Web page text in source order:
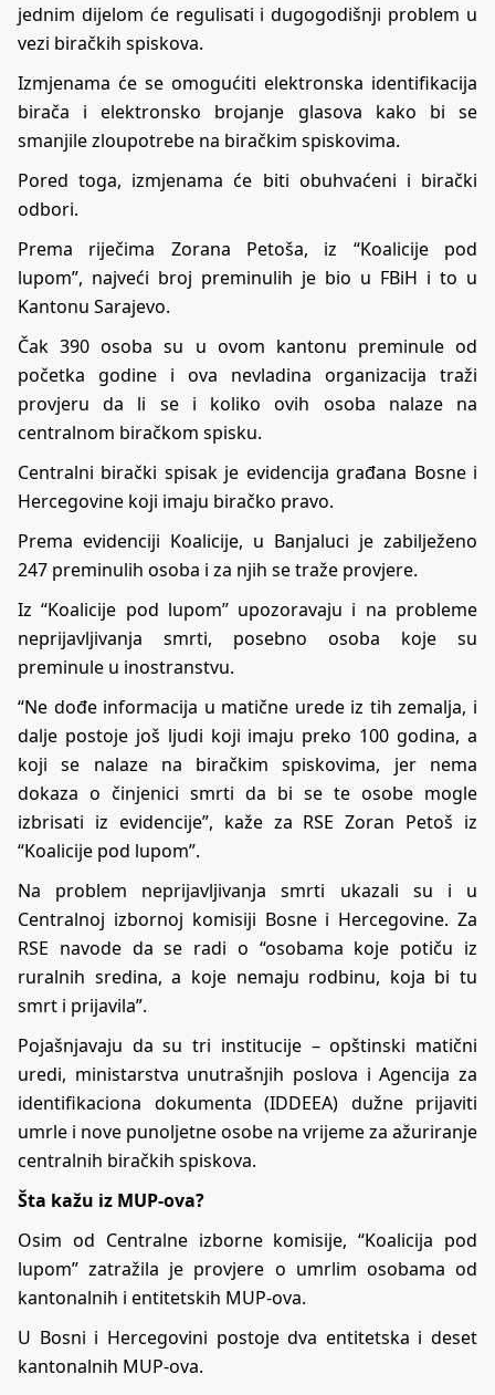
jednim dijelom će regulisati i dugogodišnji problem u
vezi biračkih spiskova.
Izmjenama će se omogućiti elektronska identifikacija
birača i elektronsko brojanje glasova kako bi se
smanjile zloupotrebe na biračkim spiskovima.
Pored toga, izmjenama će biti obuhvaćeni i birački
odbori.
Prema riječima Zorana Petoša, iz “Koalicije pod
lupom”, najveći broj preminulih je bio u FBiH i to u
Kantonu Sarajevo.
Čak 390 osoba su u ovom kantonu preminule od
početka godine i ova nevladina organizacija traži
provjeru da li se i koliko ovih osoba nalaze na
centralnom biračkom spisku.
Centralni birački spisak je evidencija građana Bosne i
Hercegovine koji imaju biračko pravo.
Prema evidenciji Koalicije, u Banjaluci je zabilježeno
247 preminulih osoba i za njih se traže provjere.
Iz “Koalicije pod lupom” upozoravaju i na probleme
neprijavljivanja smrti, posebno osoba koje su
preminule u inostranstvu.
“Ne dođe informacija u matične urede iz tih zemalja, i
dalje postoje još ljudi koji imaju preko 100 godina, a
koji se nalaze na biračkim spiskovima, jer nema
dokaza o činjenici smrti da bi se te osobe mogle
izbrisati iz evidencije”, kaže za RSE Zoran Petoš iz
“Koalicije pod lupom”.
Na problem neprijavljivanja smrti ukazali su i u
Centralnoj izbornoj komisiji Bosne i Hercegovine. Za
RSE navode da se radi o “osobama koje potiču iz
ruralnih sredina, a koje nemaju rodbinu, koja bi tu
smrt i prijavila”.
Pojašnjavaju da su tri institucije – opštinski matični
uredi, ministarstva unutrašnjih poslova i Agencija za
identifikaciona dokumenta (IDDEEA) dužne prijaviti
umrle i nove punoljetne osobe na vrijeme za ažuriranje
centralnih biračkih spiskova.
Šta kažu iz MUP-ova?
Osim od Centralne izborne komisije, “Koalicija pod
lupom” zatražila je provjere o umrlim osobama od
kantonalnih i entitetskih MUP-ova.
U Bosni i Hercegovini postoje dva entitetska i deset
kantonalnih MUP-ova.